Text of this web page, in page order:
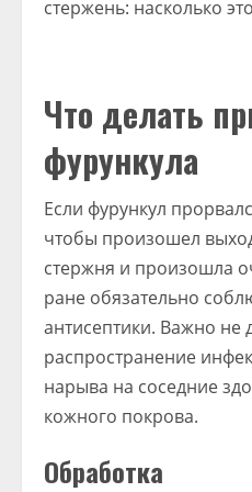
Что делать
фурункула
Если фурункул
чтобы произошел
стержня и произошла
ране обязательно
антисептики. Важно не
распространение
нарыва на соседние
кожного покрова.
Обработка